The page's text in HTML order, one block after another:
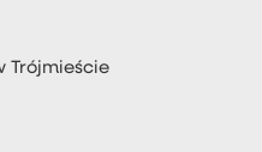
Trójmieście